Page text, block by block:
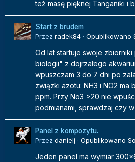
też masę pięknej Tanganiki i
Start z brudem
Przez radek84 · Opublikowano
Od lat startuje swoje
biologii" z dojrzałego
wpuszczam 3 do 7 dni po
związki azotu: NH3 i NO2 ma
ppm. Przy No3 >20 nie
podmianami, sprawdzaj czy
Panel z kompozytu.
Przez danielj · Opublikowano
Jeden panel ma wymiar